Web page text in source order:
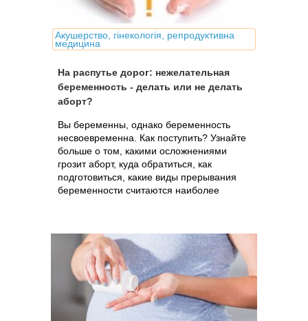
Акушерство, гінекологія, репродуктивна
медицина
На распутье дорог: нежелательная
беременность - делать или не делать
аборт?
Вы беременны, однако беременность
несвоевременна. Как поступить? Узнайте
больше о том, какими осложнениями
грозит аборт, куда обратиться, как
подготовиться, какие виды прерывания
беременности считаются наиболее